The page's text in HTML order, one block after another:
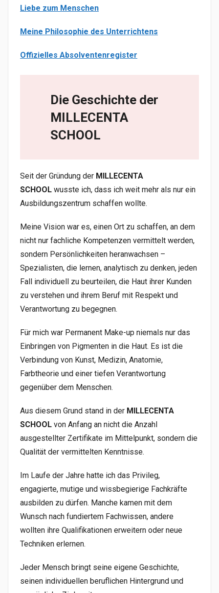
Liebe zum Menschen
Meine Philosophie des Unterrichtens
Offizielles Absolventenregister
Die Geschichte der
MILLECENTA
SCHOOL
Seit der Gründung der MILLECENTA
SCHOOL wusste ich, dass ich weit mehr als nur ein
Ausbildungszentrum schaffen wollte.
Meine Vision war es, einen Ort zu schaffen, an dem
nicht nur fachliche Kompetenzen vermittelt werden,
sondern Persönlichkeiten heranwachsen –
Spezialisten, die lernen, analytisch zu denken, jeden
Fall individuell zu beurteilen, die Haut ihrer Kunden
zu verstehen und ihrem Beruf mit Respekt und
Verantwortung zu begegnen.
Für mich war Permanent Make-up niemals nur das
Einbringen von Pigmenten in die Haut. Es ist die
Verbindung von Kunst, Medizin, Anatomie,
Farbtheorie und einer tiefen Verantwortung
gegenüber dem Menschen.
Aus diesem Grund stand in der MILLECENTA
SCHOOL von Anfang an nicht die Anzahl
ausgestellter Zertifikate im Mittelpunkt, sondern die
Qualität der vermittelten Kenntnisse.
Im Laufe der Jahre hatte ich das Privileg,
engagierte, mutige und wissbegierige Fachkräfte
ausbilden zu dürfen. Manche kamen mit dem
Wunsch nach fundiertem Fachwissen, andere
wollten ihre Qualifikationen erweitern oder neue
Techniken erlernen.
Jeder Mensch bringt seine eigene Geschichte,
seinen individuellen beruflichen Hintergrund und